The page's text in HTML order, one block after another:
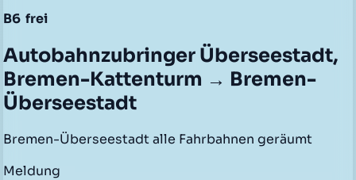
B6 frei
Autobahnzubringer Überseestadt,
Bremen-Kattenturm → Bremen-
Überseestadt
Bremen-Überseestadt alle Fahrbahnen geräumt
Meldung